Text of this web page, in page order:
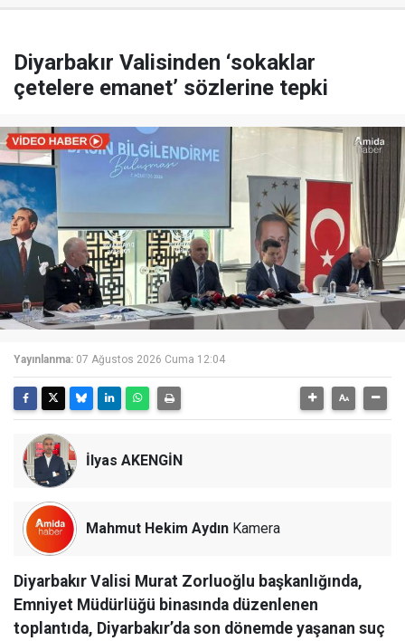
Diyarbakır Valisinden ‘sokaklar
çetelere emanet’ sözlerine tepki
Yayınlanma: 07 Ağustos 2026 Cuma 12:04
İlyas AKENGİN
Mahmut Hekim Aydın Kamera
Diyarbakır Valisi Murat Zorluoğlu başkanlığında,
Emniyet Müdürlüğü binasında düzenlenen
toplantıda, Diyarbakır’da son dönemde yaşanan suç